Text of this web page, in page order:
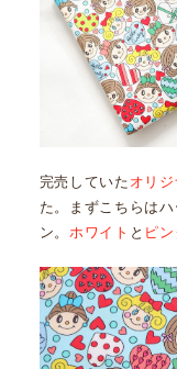
完売していた オリ
た。まずこちらは
ン。ホワイト と ピ